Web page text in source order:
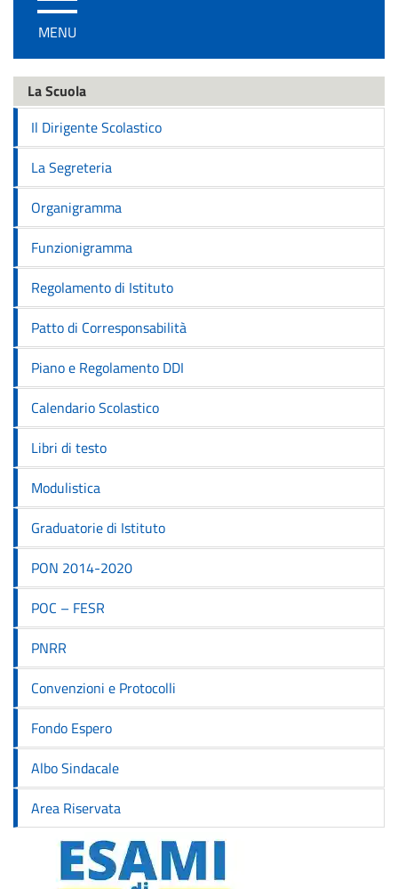
/
disattiva
navigazione
MENU
La Scuola
Il Dirigente Scolastico
La Segreteria
Organigramma
Funzionigramma
Regolamento di Istituto
Patto di Corresponsabilità
Piano e Regolamento DDI
Calendario Scolastico
Libri di testo
Modulistica
Graduatorie di Istituto
PON 2014-2020
POC – FESR
PNRR
Convenzioni e Protocolli
Fondo Espero
Albo Sindacale
Area Riservata